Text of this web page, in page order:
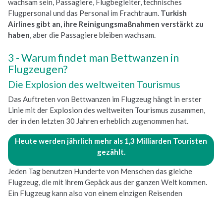
wachsam sein, Passagiere, Flugbegleiter, technisches
Flugpersonal und das Personal im Frachtraum. Turkish
Airlines gibt an, ihre Reinigungsmaßnahmen verstärkt zu
haben, aber die Passagiere bleiben wachsam.
Warum findet man Bettwanzen in
Flugzeugen?
Die Explosion des weltweiten Tourismus
Das Auftreten von Bettwanzen im Flugzeug hängt in erster
Linie mit der Explosion des weltweiten Tourismus zusammen,
der in den letzten 30 Jahren erheblich zugenommen hat.
Heute werden jährlich mehr als 1,3 Milliarden Touristen
gezählt.
Jeden Tag benutzen Hunderte von Menschen das gleiche
Flugzeug, die mit ihrem Gepäck aus der ganzen Welt kommen.
Ein Flugzeug kann also von einem einzigen Reisenden